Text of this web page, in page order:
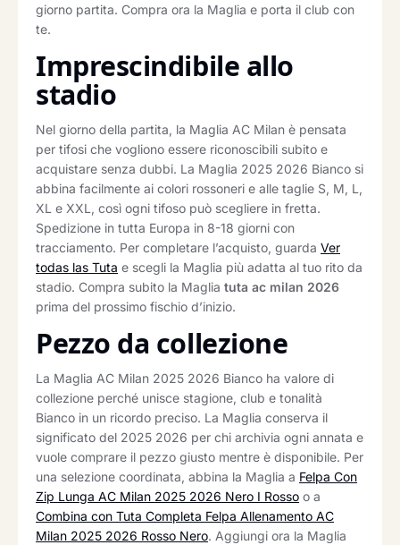
giorno partita. Compra ora la Maglia e porta il club con
te.
Imprescindibile allo
stadio
Nel giorno della partita, la Maglia AC Milan è pensata
per tifosi che vogliono essere riconoscibili subito e
acquistare senza dubbi. La Maglia 2025 2026 Bianco si
abbina facilmente ai colori rossoneri e alle taglie S, M, L,
XL e XXL, così ogni tifoso può scegliere in fretta.
Spedizione in tutta Europa in 8-18 giorni con
tracciamento. Per completare l’acquisto, guarda Ver
todas las Tuta e scegli la Maglia più adatta al tuo rito da
stadio. Compra subito la Maglia tuta ac milan 2026
prima del prossimo fischio d’inizio.
Pezzo da collezione
La Maglia AC Milan 2025 2026 Bianco ha valore di
collezione perché unisce stagione, club e tonalità
Bianco in un ricordo preciso. La Maglia conserva il
significato del 2025 2026 per chi archivia ogni annata e
vuole comprare il pezzo giusto mentre è disponibile. Per
una selezione coordinata, abbina la Maglia a Felpa Con
Zip Lunga AC Milan 2025 2026 Nero I Rosso o a
Combina con Tuta Completa Felpa Allenamento AC
Milan 2025 2026 Rosso Nero. Aggiungi ora la Maglia